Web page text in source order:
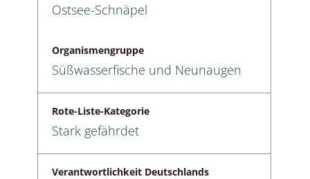
Ostsee-Schnäpel
Organismengruppe
Süßwasserfische und Neunaugen
Rote-Liste-Kategorie
Stark gefährdet
Verantwortlichkeit Deutschlands